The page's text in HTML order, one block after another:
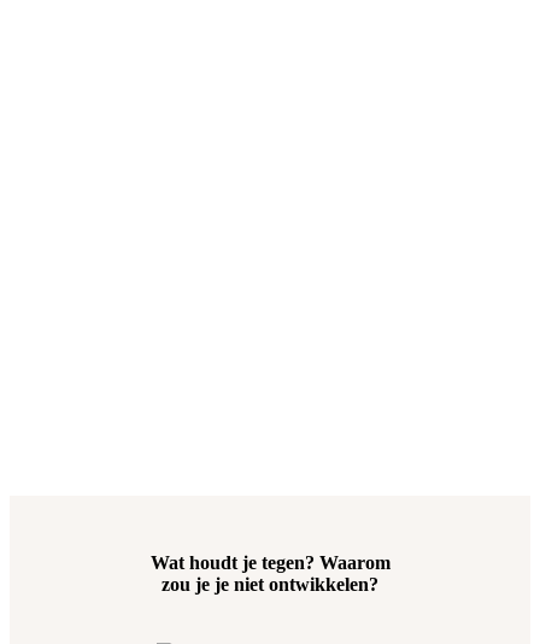
Wat houdt je tegen? Waarom
zou je je niet ontwikkelen?